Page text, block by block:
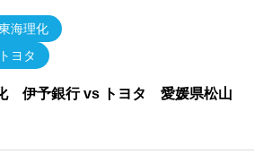
海理化
ヨタ
伊予銀行 vs トヨタ 愛媛県松山